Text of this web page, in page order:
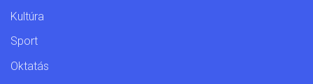
Kultúra
Sport
Oktatás